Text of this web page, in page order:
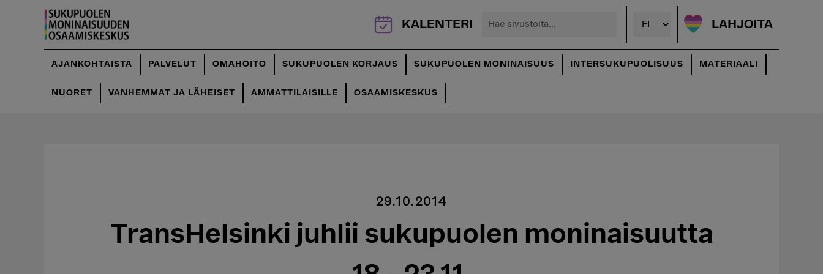
pääsisältöön
LAHJOITA
Hae
KALENTERI
AJANKOHTAISTA PALVELUT OMAHOITO SUKUPUOLEN KORJAUS SUKUPUOLEN MONINAISUUS INTERSUKUPUOLISUUS MATERIAALI
NUORET VANHEMMAT JA LÄHEISET AMMATTILAISILLE OSAAMISKESKUS
29.10.2014
TransHelsinki juhlii sukupuolen moninaisuutta